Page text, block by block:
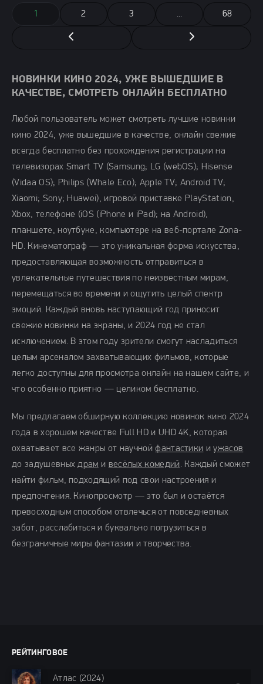
1 2 3 ... 68
НОВИНКИ КИНО 2024, УЖЕ ВЫШЕДШИЕ В
КАЧЕСТВЕ, СМОТРЕТЬ ОНЛАЙН БЕСПЛАТНО
Любой пользователь может смотреть лучшие новинки
кино 2024, уже вышедшие в качестве, онлайн свежие
всегда бесплатно без прохождения регистрации на
телевизорах Smart TV (Samsung; LG (webOS); Hisense
(Vidaa OS); Philips (Whale Eco); Apple TV; Android TV;
Xiaomi; Sony; Huawei), игровой приставке PlayStation,
Xbox, телефоне (iOS (iPhone и iPad); на Android),
планшете, ноутбуке, компьютере на веб-портале Zona-
HD. Кинематограф — это уникальная форма искусства,
предоставляющая возможность отправиться в
увлекательные путешествия по неизвестным мирам,
перемещаться во времени и ощутить целый спектр
эмоций. Каждый вновь наступающий год приносит
свежие новинки на экраны, и 2024 год не стал
исключением. В этом году зрители смогут насладиться
целым арсеналом захватывающих фильмов, которые
легко доступны для просмотра онлайн на нашем сайте, и
что особенно приятно — целиком бесплатно.
Мы предлагаем обширную коллекцию новинок кино 2024
года в хорошем качестве Full HD и UHD 4K, которая
охватывает все жанры от научнойфантастики иужасов
до задушевныхдрам и весёлых комедий. Каждый сможет
найти фильм, подходящий под свои настроения и
предпочтения. Кинопросмотр — это был и остаётся
превосходным способом отвлечься от повседневных
забот, расслабиться и буквально погрузиться в
безграничные миры фантазии и творчества.
РЕЙТИНГОВОЕ
Атлас (2024)